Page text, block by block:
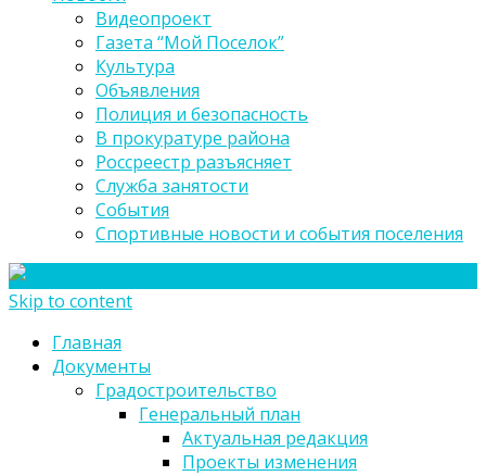
Видеопроект
Газета “Мой Поселок”
Культура
Объявления
Полиция и безопасность
В прокуратуре района
Россреестр разъясняет
Служба занятости
События
Спортивные новости и события поселения
Skip to content
Главная
Документы
Градостроительство
Генеральный план
Актуальная редакция
Проекты изменения